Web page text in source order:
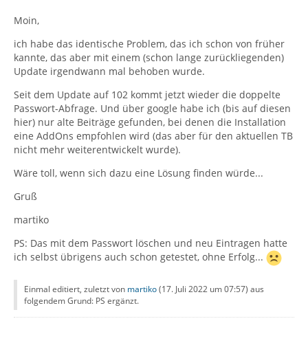
Moin,
ich habe das identische Problem, das ich schon von früher
kannte, das aber mit einem (schon lange zurückliegenden)
Update irgendwann mal behoben wurde.
Seit dem Update auf 102 kommt jetzt wieder die doppelte
Passwort-Abfrage. Und über google habe ich (bis auf diesen
hier) nur alte Beiträge gefunden, bei denen die Installation
eine AddOns empfohlen wird (das aber für den aktuellen TB
nicht mehr weiterentwickelt wurde).
Wäre toll, wenn sich dazu eine Lösung finden würde...
Gruß
martiko
PS: Das mit dem Passwort löschen und neu Eintragen hatte
ich selbst übrigens auch schon getestet, ohne Erfolg...
Einmal editiert, zuletzt von martiko(17. Juli 2022 um 07:57) aus
folgendem Grund: PS ergänzt.